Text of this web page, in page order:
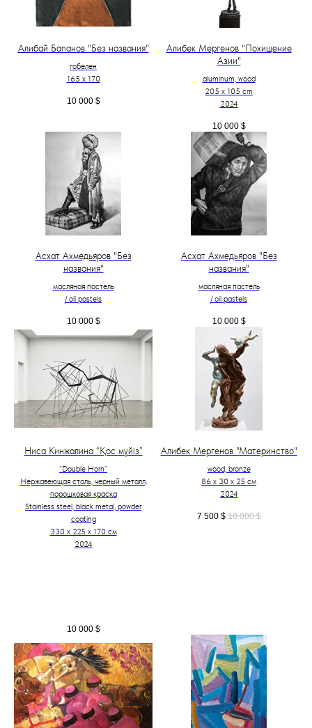
Алибай Бапанов "Без названия"
гобелен
165 x 170
10 000 $
Алибек Мергенов "Похищение
Азии"
aluminum, wood
205 х 105 cm
2024
10 000 $
Асхат Ахмедьяров "Без
названия"
масляная пастель
/ oil pastels
10 000 $
Асхат Ахмедьяров "Без
названия"
масляная пастель
/ oil pastels
10 000 $
Ниса Кинжалина “Қос мүйіз”
“Double Horn”
Нержавеющая сталь, черный металл,
порошковая краска
Stainless steel, black metal, powder
coating
330 х 225 х 170 см
2024
10 000 $
Алибек Мергенов "Материнство"
wood, bronze
86 х 30 х 25 см
2024
7 500 $ 10 000 $